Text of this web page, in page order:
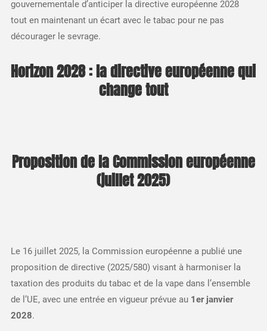
gouvernementale d’anticiper la directive européenne 2028
tout en maintenant un écart avec le tabac pour ne pas
décourager le sevrage.​
Horizon 2028 : la directive européenne qui
change tout
Proposition de la Commission européenne
(juillet 2025)
Le 16 juillet 2025, la Commission européenne a publié une
proposition de directive (2025/580) visant à harmoniser la
taxation des produits du tabac et de la vape dans l’ensemble
de l’UE, avec une entrée en vigueur prévue au 1er janvier
2028.​